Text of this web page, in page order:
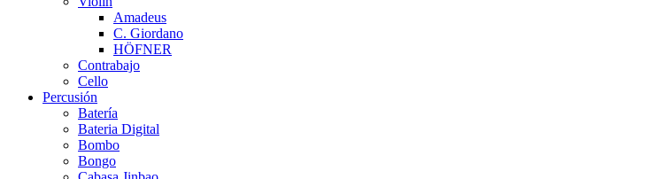
Amadeus
C. Giordano
HÖFNER
Contrabajo
Cello
Percusión
Batería
Bateria Digital
Bombo
Bongo